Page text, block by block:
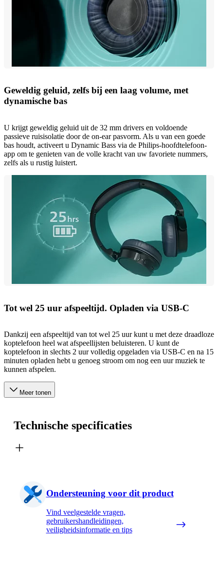
Geweldig geluid, zelfs bij een laag volume, met
dynamische bas
U krijgt geweldig geluid uit de 32 mm drivers en voldoende
passieve ruisisolatie door de on-ear pasvorm. Als u van een goede
bas houdt, activeert u Dynamic Bass via de Philips-hoofdtelefoon-
app om te genieten van de volle kracht van uw favoriete nummers,
zelfs als u rustig luistert.
Tot wel 25 uur afspeeltijd. Opladen via USB-C
Dankzij een afspeeltijd van tot wel 25 uur kunt u met deze draadloze
koptelefoon heel wat afspeellijsten beluisteren. U kunt de
koptelefoon in slechts 2 uur volledig opgeladen via USB-C en na 15
minuten opladen hebt u genoeg stroom om nog een uur muziek te
kunnen afspelen.
Meer tonen
Technische specificaties
Ondersteuning voor dit product
Vind veelgestelde vragen,
gebruikershandleidingen,
veiligheidsinformatie en tips